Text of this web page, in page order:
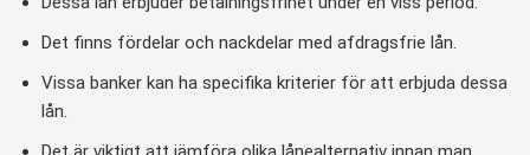
Det finns fördelar och nackdelar med afdragsfrie lån.
Vissa banker kan ha specifika kriterier för att erbjuda dessa
lån.